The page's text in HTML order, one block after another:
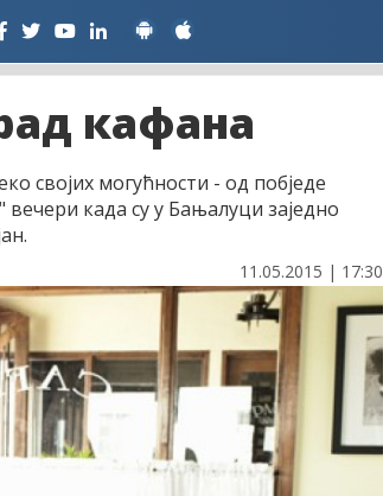
кафана
својих могућности - од побједе
када су у Бањалуци заједно
11.05.2015 | 17:30